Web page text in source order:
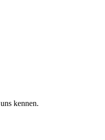
kennen.